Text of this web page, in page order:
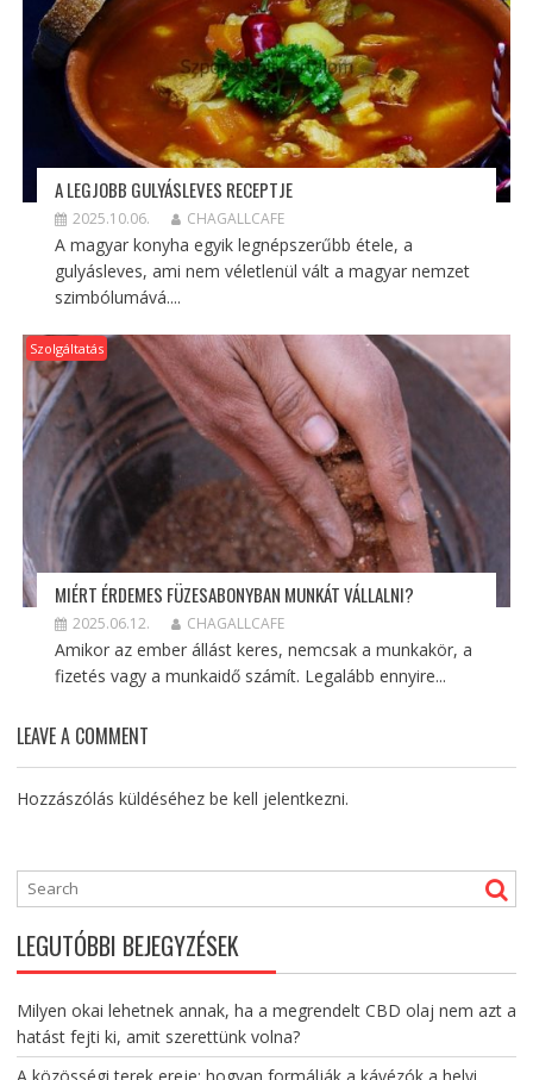
A LEGJOBB GULYÁSLEVES RECEPTJE
2025.10.06. CHAGALLCAFE
A magyar konyha egyik legnépszerűbb étele, a
gulyásleves, ami nem véletlenül vált a magyar nemzet
szimbólumává....
Szolgáltatás
MIÉRT ÉRDEMES FÜZESABONYBAN MUNKÁT VÁLLALNI?
2025.06.12. CHAGALLCAFE
Amikor az ember állást keres, nemcsak a munkakör, a
fizetés vagy a munkaidő számít. Legalább ennyire...
LEAVE A COMMENT
Hozzászólás küldéséhez be kell jelentkezni.
LEGUTÓBBI BEJEGYZÉSEK
Milyen okai lehetnek annak, ha a megrendelt CBD olaj nem azt a
hatást fejti ki, amit szerettünk volna?